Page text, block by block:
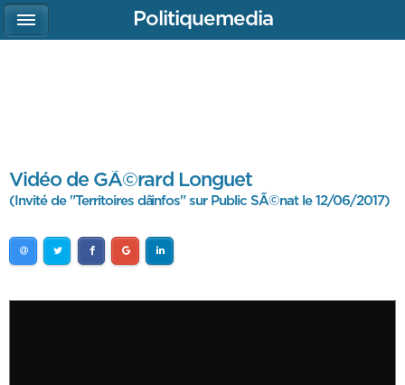
Vidéo de GÃ©rard Longuet
(Invité de "Territoires dâinfos" sur Public SÃ©nat le 12/06/2017)
Politiquemedia